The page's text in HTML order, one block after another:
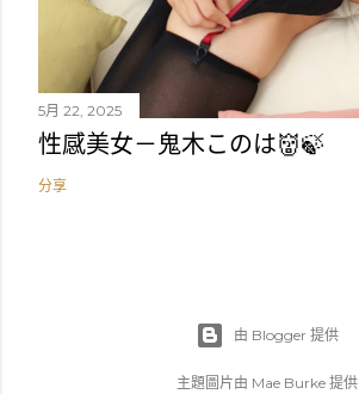
5月 22, 2025
性感美女－鬼木このは👹🍃
分享
由 Blogger 提供
主題圖片由 Mae Burke 提供